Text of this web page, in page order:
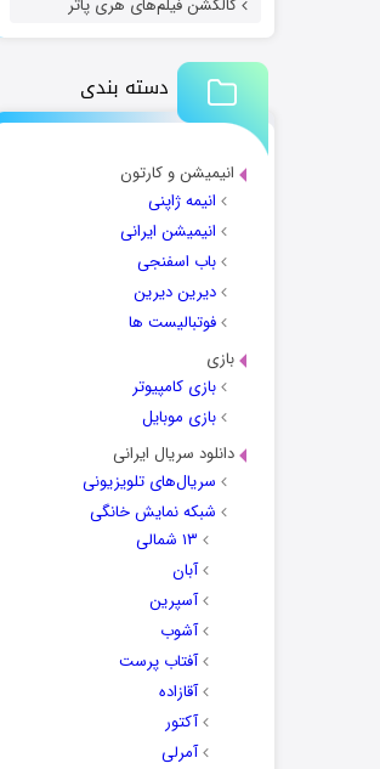
کالکشن فیلم‌های هری پاتر
دسته بندی
انیمیشن و کارتون
انیمه ژاپنی
انیمیشن ایرانی
باب اسفنجی
دیرین دیرین
فوتبالیست ها
بازی
بازی کامپیوتر
بازی موبایل
دانلود سریال ایرانی
سریال‌های تلویزیونی
شبکه نمایش خانگی
۱۳ شمالی
آبان
آسپرین
آشوب
آفتاب پرست
آقازاده
آکتور
آمرلی